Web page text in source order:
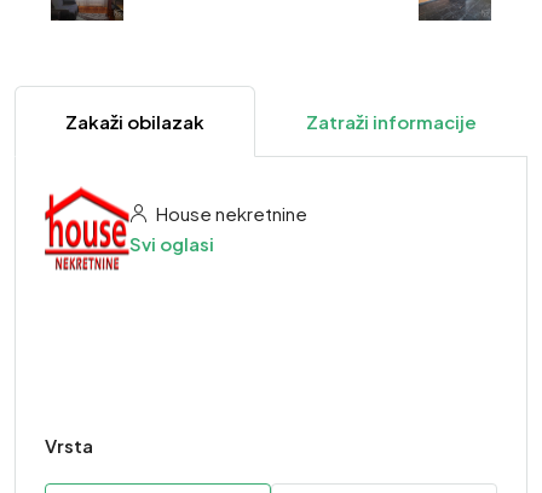
Zakaži obilazak Zatraži informacije
House nekretnine
Svi oglasi
Vrsta